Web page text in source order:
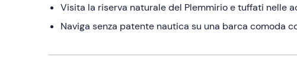
Visita la riserva naturale del Plemmirio e tuffati nelle
Naviga senza patente nautica su una barca comoda